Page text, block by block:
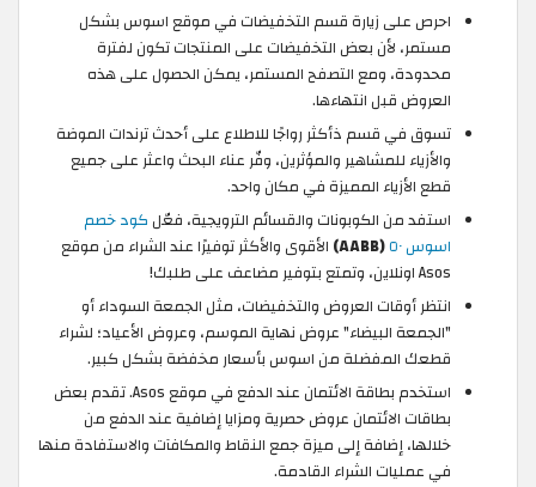
احرص على زيارة قسم التخفيضات في موقع اسوس بشكل
مستمر، لأن بعض التخفيضات على المنتجات تكون لفترة
محدودة، ومع التصفح المستمر، يمكن الحصول على هذه
العروض قبل انتهاءها.
تسوق في قسم ذأكثر رواجًا للاطلاع على أحدث ترندات الموضة
والأزياء للمشاهير والمؤثرين، وفّر عناء البحث واعثر على جميع
قطع الأزياء المميزة في مكان واحد.
استفد من الكوبونات والقسائم الترويجية، فعّل كود خصم
اسوس ٥٠
(AABB)
الأقوى والأكثر توفيرًا عند الشراء من موقع
Asos اونلاين، وتمتع بتوفير مضاعف على طلبك!
انتظر أوقات العروض والتخفيضات، مثل الجمعة السوداء أو
"الجمعة البيضاء" عروض نهاية الموسم، وعروض الأعياد؛ لشراء
قطعك المفضلة من اسوس بأسعار مخفضة بشكل كبير.
استخدم بطاقة الائتمان عند الدفع في موقع Asos. تقدم بعض
بطاقات الائتمان عروض حصرية ومزايا إضافية عند الدفع من
خلالها، إضافة إلى ميزة جمع النقاط والمكافآت والاستفادة منها
في عمليات الشراء القادمة.